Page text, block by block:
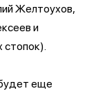
Желтоухов,
и
еще